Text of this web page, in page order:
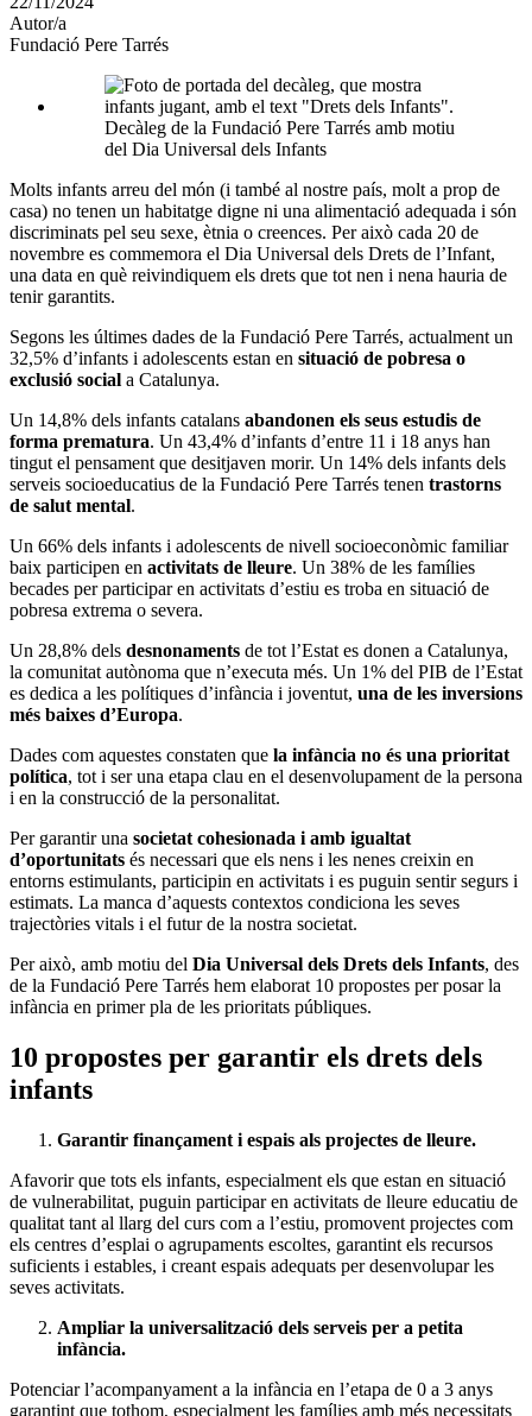
altres
xarxes
socials
Autor/a
Fundació Pere Tarrés
Decàleg de la Fundació Pere Tarrés amb motiu
del Dia Universal dels Infants
Molts infants arreu del món (i també al nostre país, molt a prop de
casa) no tenen un habitatge digne ni una alimentació adequada i són
discriminats pel seu sexe, ètnia o creences. Per això cada 20 de
novembre es commemora el Dia Universal dels Drets de l’Infant,
una data en què reivindiquem els drets que tot nen i nena hauria de
tenir garantits.
Segons les últimes dades de la Fundació Pere Tarrés, actualment un
32,5% d’infants i adolescents estan en situació de pobresa o
exclusió social a Catalunya.
Un 14,8% dels infants catalans abandonen els seus estudis de
forma prematura. Un 43,4% d’infants d’entre 11 i 18 anys han
tingut el pensament que desitjaven morir. Un 14% dels infants dels
serveis socioeducatius de la Fundació Pere Tarrés tenen trastorns
de salut mental.
Un 66% dels infants i adolescents de nivell socioeconòmic familiar
baix participen en activitats de lleure. Un 38% de les famílies
becades per participar en activitats d’estiu es troba en situació de
pobresa extrema o severa.
Un 28,8% dels desnonaments de tot l’Estat es donen a Catalunya,
la comunitat autònoma que n’executa més. Un 1% del PIB de l’Estat
es dedica a les polítiques d’infància i joventut, una de les inversions
més baixes d’Europa.
Dades com aquestes constaten que la infància no és una prioritat
política, tot i ser una etapa clau en el desenvolupament de la persona
i en la construcció de la personalitat.
Per garantir una societat cohesionada i amb igualtat
d’oportunitats és necessari que els nens i les nenes creixin en
entorns estimulants, participin en activitats i es puguin sentir segurs i
estimats. La manca d’aquests contextos condiciona les seves
trajectòries vitals i el futur de la nostra societat.
Per això, amb motiu del Dia Universal dels Drets dels Infants, des
de la Fundació Pere Tarrés hem elaborat 10 propostes per posar la
infància en primer pla de les prioritats públiques.
10 propostes per garantir els drets dels
infants
Garantir finançament i espais als projectes de lleure.
Afavorir que tots els infants, especialment els que estan en situació
de vulnerabilitat, puguin participar en activitats de lleure educatiu de
qualitat tant al llarg del curs com a l’estiu, promovent projectes com
els centres d’esplai o agrupaments escoltes, garantint els recursos
suficients i estables, i creant espais adequats per desenvolupar les
seves activitats.
Ampliar la universalització dels serveis per a petita
infància.
Potenciar l’acompanyament a la infància en l’etapa de 0 a 3 anys
garantint que tothom, especialment les famílies amb més necessitats